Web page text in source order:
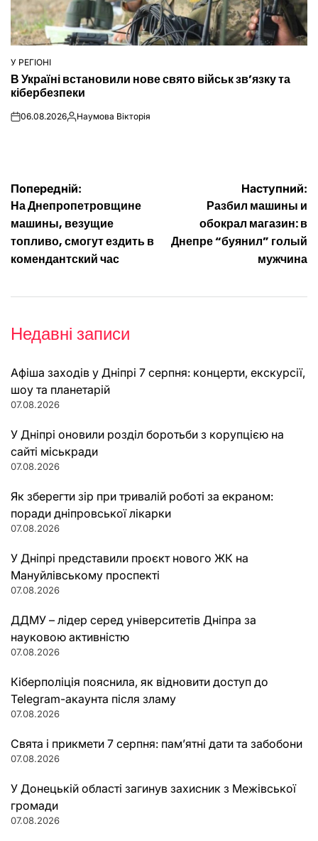
ОПУБЛІКУВАТИ
У
У РЕГІОНІ
В Україні встановили нове свято військ зв’язку та
кібербезпеки
on06.08.2026Опубліковано
Наумова Вікторія
Навігація
записів
Попередній:
На Днепропетровщине
машины, везущие
топливо, смогут ездить в
комендантский час
Наступний:
Разбил машины и
обокрал магазин: в
Днепре “буянил” голый
мужчина
Недавні записи
Афіша заходів у Дніпрі 7 серпня: концерти, екскурсії,
шоу та планетарій
07.08.2026
У Дніпрі оновили розділ боротьби з корупцією на
сайті міськради
07.08.2026
Як зберегти зір при тривалій роботі за екраном:
поради дніпровської лікарки
07.08.2026
У Дніпрі представили проєкт нового ЖК на
Мануйлівському проспекті
07.08.2026
ДДМУ – лідер серед університетів Дніпра за
науковою активністю
07.08.2026
Кіберполіція пояснила, як відновити доступ до
Telegram-акаунта після зламу
07.08.2026
Свята і прикмети 7 серпня: пам’ятні дати та забобони
07.08.2026
У Донецькій області загинув захисник з Межівської
громади
07.08.2026